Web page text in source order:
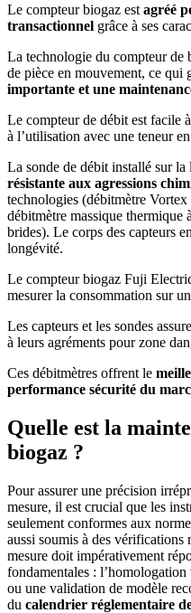
Le compteur biogaz est agréé
transactionnel grâce à ses
La technologie du compteur de
de pièce en mouvement, ce qui
importante et une
Le compteur de débit est facile
à l’utilisation avec une teneur
La sonde de débit installé sur
résistante aux agressions
technologies (débitmètre
débitmètre massique thermique
brides). Le corps des capteurs
longévité.
Le compteur biogaz Fuji
mesurer la consommation sur
Les capteurs et les sondes
à leurs agréments pour zone
Ces débitmètres offrent le
performance sécurité du
Quelle est la
biogaz ?
Pour assurer une précision
mesure, il est crucial que les
seulement conformes aux
aussi soumis à des vérifications
mesure doit impérativement
fondamentales :
ou une validation de modèle
du calendrier réglementaire